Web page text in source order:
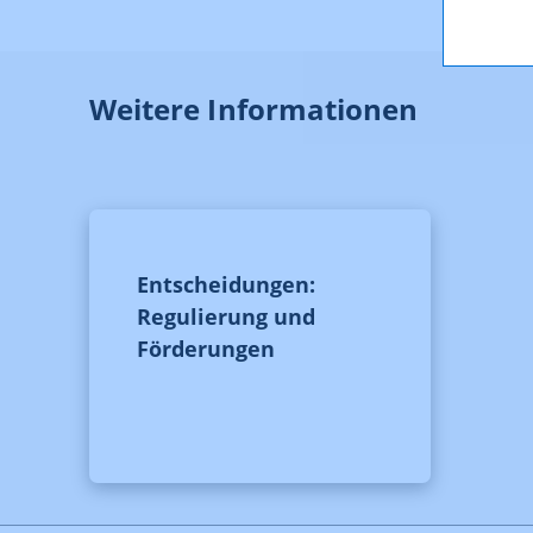
Weitere Informationen
Entscheidungen:
Regulierung und
Förderungen